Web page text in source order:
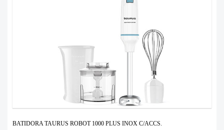
BATIDORA TAURUS ROBOT 1000 PLUS INOX C/ACCS.